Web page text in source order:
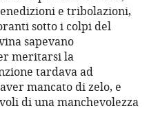
e tribolazioni,
sotto i colpi del
sapevano
meritarsi la
tardava ad
mancato di zelo, e
di una manchevolezza